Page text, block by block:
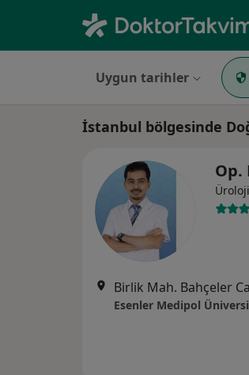
Uygun tarihler
İstanbul bölgesinde
Op.
Üroloji
Esenler Medipol